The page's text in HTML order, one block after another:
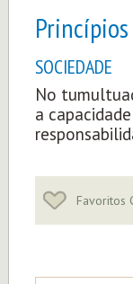
SOCIEDADE
No
a
Favoritos